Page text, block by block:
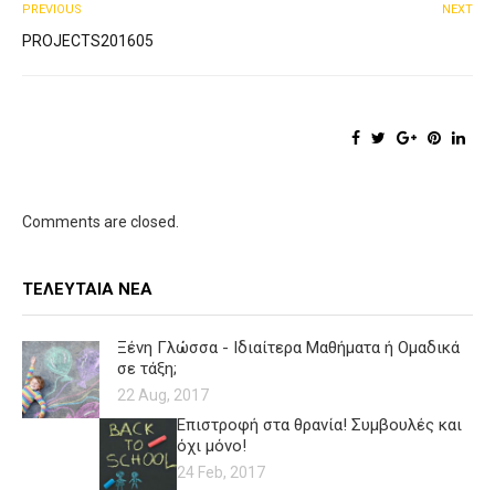
PREVIOUS
PROJECTS201605
NEXT
Comments are closed.
ΤΕΛΕΥΤΑΊΑ ΝΈΑ
Ξένη Γλώσσα - Ιδιαίτερα Μαθήματα ή Ομαδικά
σε τάξη;
22 Aug, 2017
Επιστροφή στα θρανία! Συμβουλές και
όχι μόνο!
24 Feb, 2017